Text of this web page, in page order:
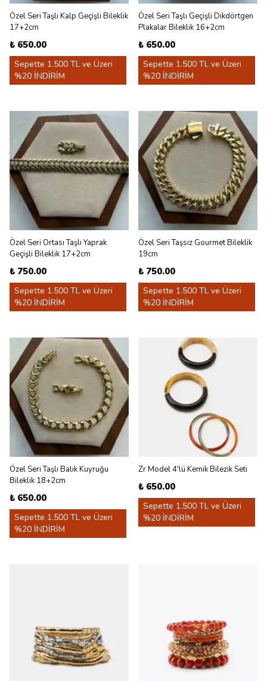
Özel Seri Taşlı Kalp Geçişli Bileklik
17+2cm
₺ 650.00
Sepette 1.500 TL ve Üzeri
%20 İNDİRİM
Özel Seri Taşlı Geçişli Dikdörtgen
Plakalar Bileklik 16+2cm
₺ 650.00
Sepette 1.500 TL ve Üzeri
%20 İNDİRİM
Özel Seri Ortası Taşlı Yaprak
Geçişli Bileklik 17+2cm
₺ 750.00
Sepette 1.500 TL ve Üzeri
%20 İNDİRİM
Özel Seri Taşsız Gourmet Bileklik
19cm
₺ 750.00
Sepette 1.500 TL ve Üzeri
%20 İNDİRİM
Özel Seri Taşlı Balık Kuyruğu
Bileklik 18+2cm
₺ 650.00
Sepette 1.500 TL ve Üzeri
%20 İNDİRİM
Zr Model 4'lü Kemik Bilezik Seti
₺ 650.00
Sepette 1.500 TL ve Üzeri
%20 İNDİRİM